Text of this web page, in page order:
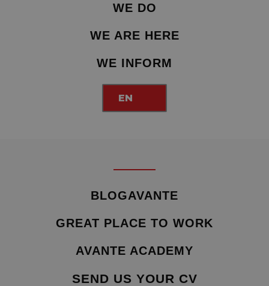
WE DO
WE ARE HERE
WE INFORM
EN
BLOGAVANTE
GREAT PLACE TO WORK
AVANTE ACADEMY
SEND US YOUR CV